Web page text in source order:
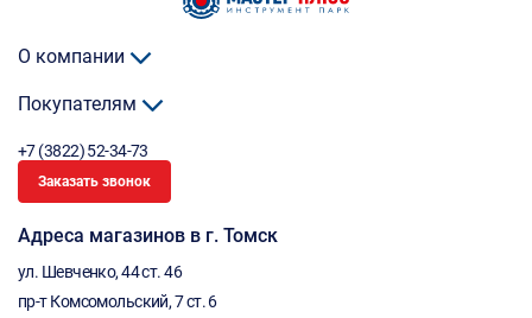
О компании
Покупателям
+7 (3822) 52-34-73
Заказать звонок
Адреса магазинов в г. Томск
ул. Шевченко, 44 ст. 46
пр-т Комсомольский, 7 ст. 6